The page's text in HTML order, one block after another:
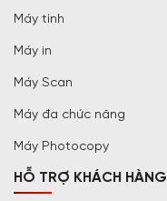
Máy tính
Máy in
Máy Scan
Máy đa chức năng
Máy Photocopy
HỖ TRỢ KHÁCH HÀNG